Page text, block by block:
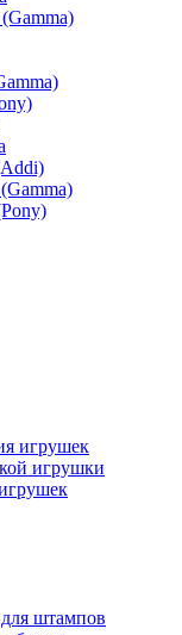
игрушек
игрушки
штампов